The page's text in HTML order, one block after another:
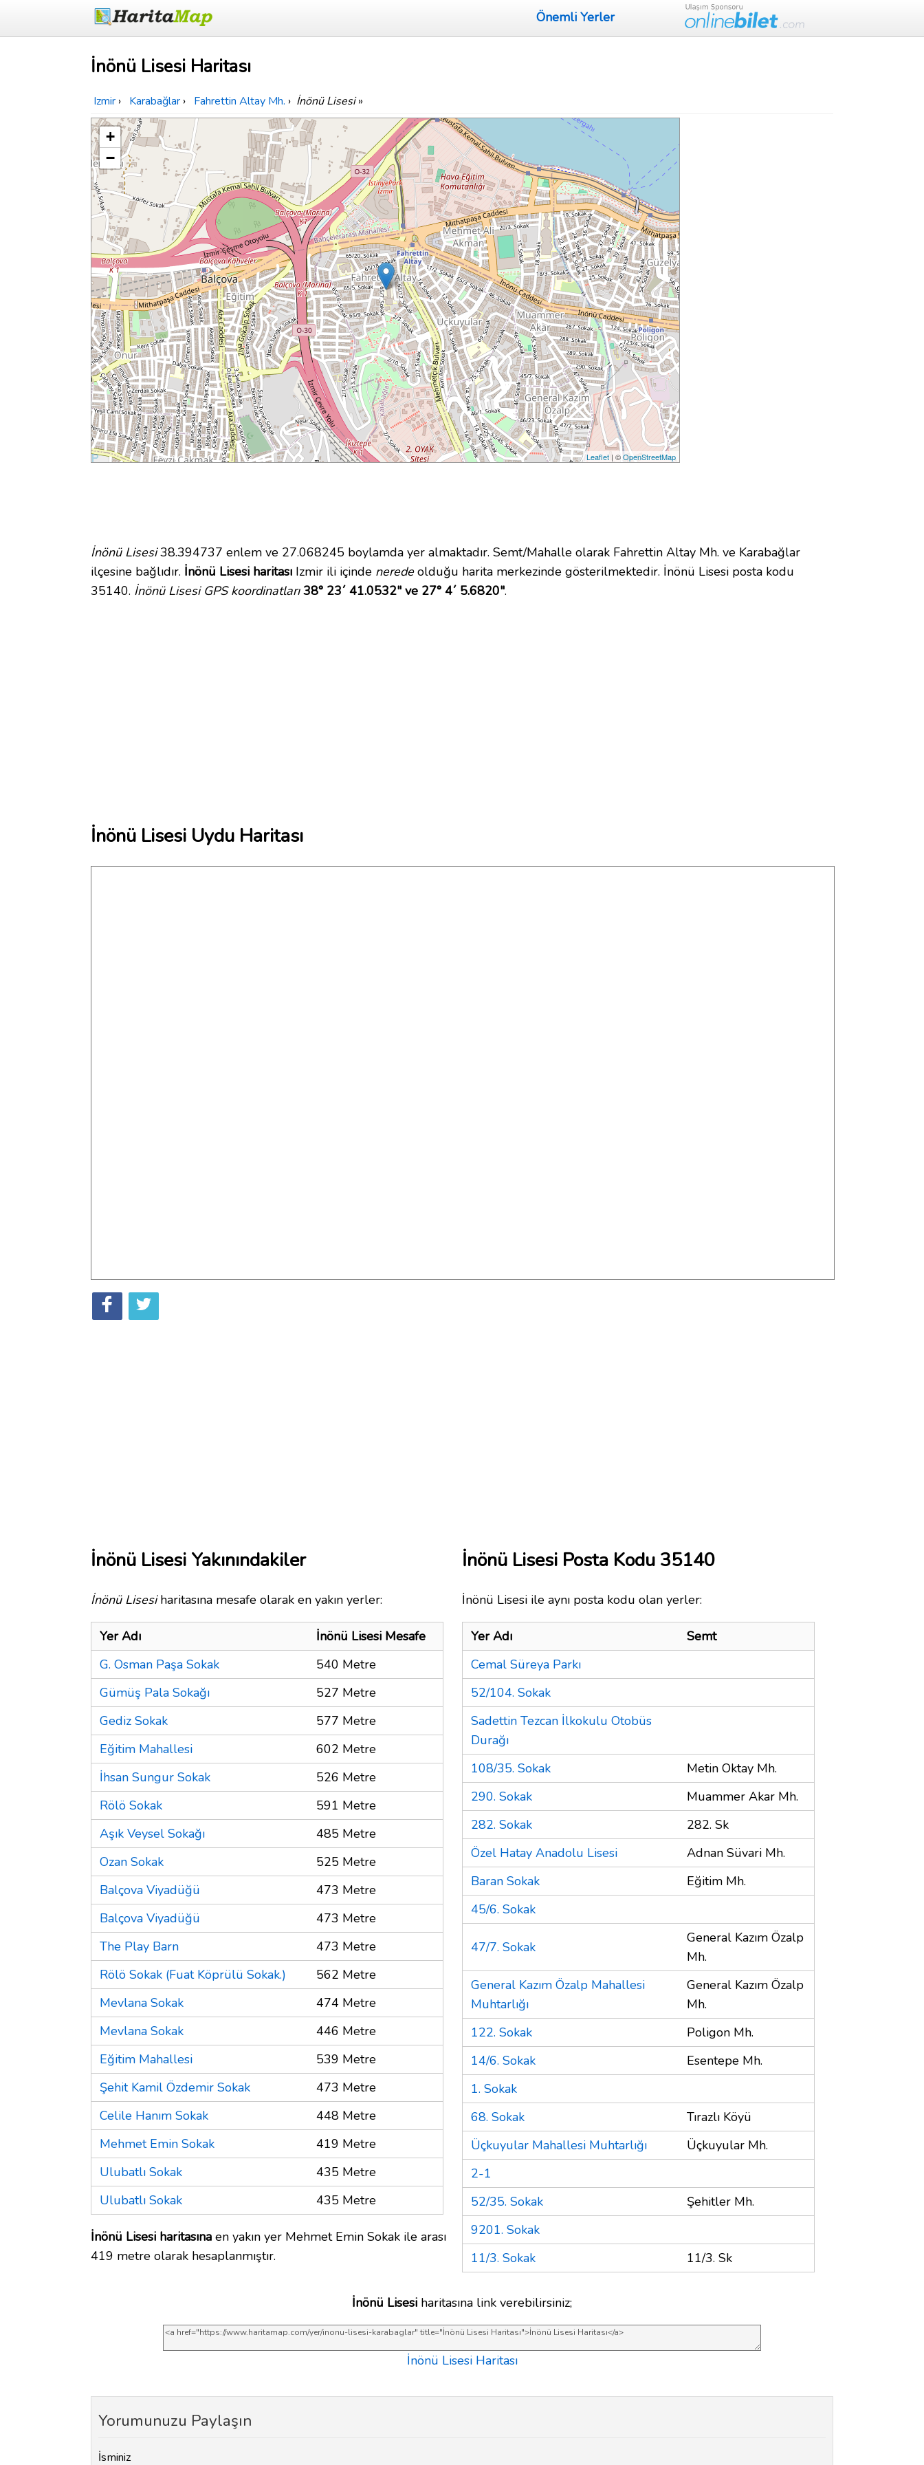
Önemli Yerler
İnönü Lisesi Haritası
Izmir › Karabağlar › Fahrettin Altay Mh. › İnönü Lisesi»
+
−
Leaflet | ©OpenStreetMap
İnönü Lisesi38.394737 enlem ve 27.068245 boylamda yer almaktadır. Semt/Mahalle olarak Fahrettin Altay Mh. ve Karabağlar
ilçesine bağlıdır. İnönü Lisesi haritası Izmir ili içinde neredeolduğu harita merkezinde gösterilmektedir. İnönü Lisesi posta kodu
35140. İnönü Lisesi GPS koordinatları 38° 23´ 41.0532" ve 27° 4´ 5.6820".
İnönü Lisesi Uydu Haritası
İnönü Lisesi Yakınındakiler
İnönü Lisesiharitasına mesafe olarak en yakın yerler:
Yer Adı
İnönü Lisesi Mesafe
G. Osman Paşa Sokak
540 Metre
Gümüş Pala Sokağı
527 Metre
Gediz Sokak
577 Metre
Eğitim Mahallesi
602 Metre
İhsan Sungur Sokak
526 Metre
Rölö Sokak
591 Metre
Aşık Veysel Sokağı
485 Metre
Ozan Sokak
525 Metre
Balçova Viyadüğü
473 Metre
Balçova Viyadüğü
473 Metre
The Play Barn
473 Metre
Rölö Sokak (Fuat Köprülü Sokak.)
562 Metre
Mevlana Sokak
474 Metre
Mevlana Sokak
446 Metre
Eğitim Mahallesi
539 Metre
Şehit Kamil Özdemir Sokak
473 Metre
Celile Hanım Sokak
448 Metre
Mehmet Emin Sokak
419 Metre
Ulubatlı Sokak
435 Metre
Ulubatlı Sokak
435 Metre
İnönü Lisesi haritasına en yakın yer Mehmet Emin Sokak ile arası
419 metre olarak hesaplanmıştır.
İnönü Lisesi Posta Kodu 35140
İnönü Lisesi ile aynı posta kodu olan yerler:
Yer Adı
Semt
Cemal Süreya Parkı
52/104. Sokak
Sadettin Tezcan İlkokulu Otobüs
Durağı
108/35. Sokak
Metin Oktay Mh.
290. Sokak
Muammer Akar Mh.
282. Sokak
282. Sk
Özel Hatay Anadolu Lisesi
Adnan Süvari Mh.
Baran Sokak
Eğitim Mh.
45/6. Sokak
47/7. Sokak
General Kazım Özalp
Mh.
General Kazım Özalp Mahallesi
Muhtarlığı
General Kazım Özalp
Mh.
122. Sokak
Poligon Mh.
14/6. Sokak
Esentepe Mh.
1. Sokak
68. Sokak
Tırazlı Köyü
Üçkuyular Mahallesi Muhtarlığı
Üçkuyular Mh.
2-1
52/35. Sokak
Şehitler Mh.
9201. Sokak
11/3. Sokak
11/3. Sk
İnönü Lisesi haritasına link verebilirsiniz;
İnönü Lisesi Haritası
Yorumunuzu Paylaşın
İsminiz